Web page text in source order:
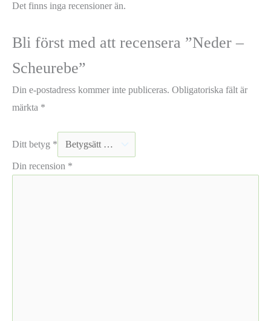
Det finns inga recensioner än.
Bli först med att recensera ”Neder –
Scheurebe”
Din e-postadress kommer inte publiceras. Obligatoriska fält är
märkta *
Ditt betyg *
Din recension *